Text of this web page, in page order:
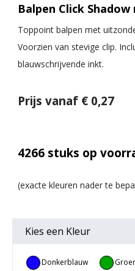
Balpen Click
Toppoint balpen met
Voorzien van stevige clip.
blauwschrijvende inkt.
Prijs vanaf € 0,27
4266 stuks op
Kies een Kleur
Donkerblauw